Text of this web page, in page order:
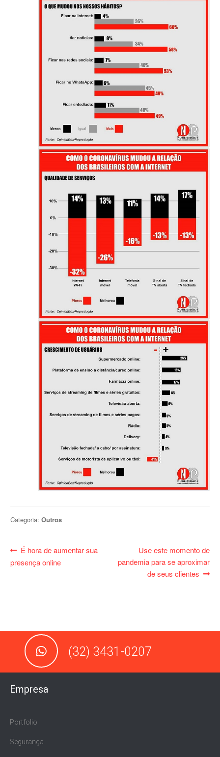
Categoria:Outros
Navegação
Post
Post
anterior:
É hora de aumentar sua
presença online
Próximo
post:
Use este momento de
pandemia para se aproximar
de seus clientes
(32) 3431-0207
Empresa
Portfolio
Segurança